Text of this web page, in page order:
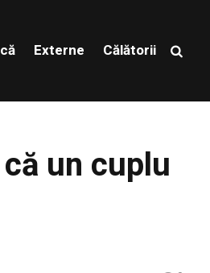
Externe Călătorii
un cuplu